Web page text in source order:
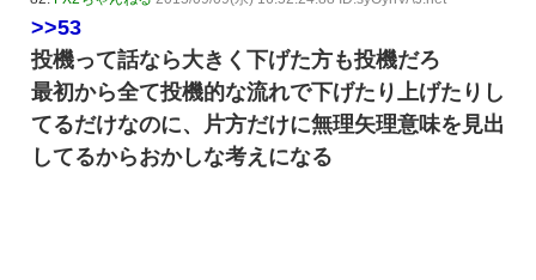
>>53
投機って話なら大きく下げた方も投機だろ
最初から全て投機的な流れで下げたり上げたりし
てるだけなのに、片方だけに無理矢理意味を見出
してるからおかしな考えになる